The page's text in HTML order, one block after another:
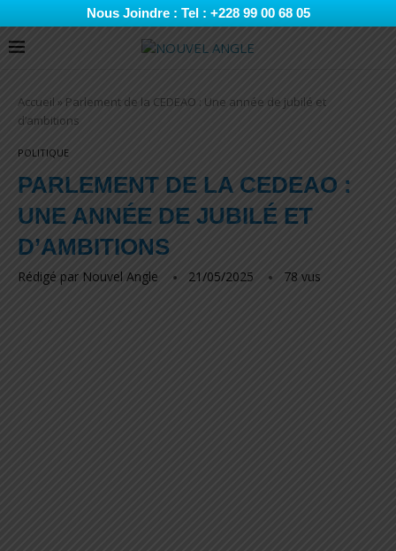
Nous Joindre : Tel : +228 99 00 68 05
Accueil » Parlement de la CEDEAO : Une année de jubilé et
d’ambitions
POLITIQUE
PARLEMENT DE LA CEDEAO :
UNE ANNÉE DE JUBILÉ ET
D’AMBITIONS
Rédigé par Nouvel Angle 21/05/2025 78 vus